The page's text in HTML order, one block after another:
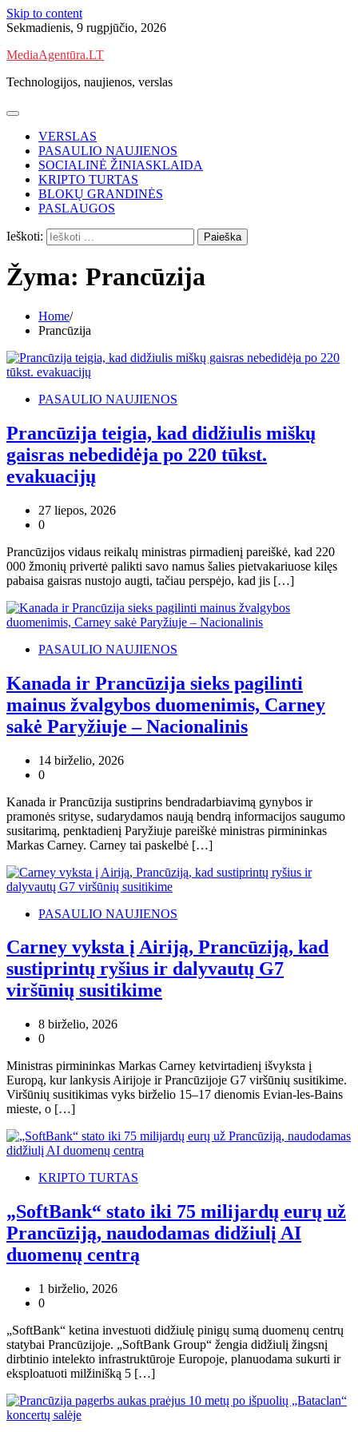
Skip to content
Sekmadienis, 9 rugpjūčio, 2026
MediaAgentūra.LT
Technologijos, naujienos, verslas
VERSLAS
PASAULIO NAUJIENOS
SOCIALINĖ ŽINIASKLAIDA
KRIPTO TURTAS
BLOKŲ GRANDINĖS
PASLAUGOS
Ieškoti:
Žyma: Prancūzija
Home
Prancūzija
PASAULIO NAUJIENOS
Prancūzija teigia, kad didžiulis miškų
gaisras nebedidėja po 220 tūkst.
evakuacijų
27 liepos, 2026
0
Prancūzijos vidaus reikalų ministras pirmadienį pareiškė, kad 220
000 žmonių privertė palikti savo namus šalies pietvakariuose kilęs
pabaisa gaisras nustojo augti, tačiau perspėjo, kad jis […]
PASAULIO NAUJIENOS
Kanada ir Prancūzija sieks pagilinti
mainus žvalgybos duomenimis, Carney
sakė Paryžiuje – Nacionalinis
14 birželio, 2026
0
Kanada ir Prancūzija sustiprins bendradarbiavimą gynybos ir
pramonės srityse, sudarydamos naują bendrą informacijos saugumo
susitarimą, penktadienį Paryžiuje pareiškė ministras pirmininkas
Markas Carney. Carney tai paskelbė […]
PASAULIO NAUJIENOS
Carney vyksta į Airiją, Prancūziją, kad
sustiprintų ryšius ir dalyvautų G7
viršūnių susitikime
8 birželio, 2026
0
Ministras pirmininkas Markas Carney ketvirtadienį išvyksta į
Europą, kur lankysis Airijoje ir Prancūzijoje G7 viršūnių susitikime.
Viršūnių susitikimas vyks birželio 15–17 dienomis Evian-les-Bains
mieste, o […]
KRIPTO TURTAS
„SoftBank“ stato iki 75 milijardų eurų už
Prancūziją, naudodamas didžiulį AI
duomenų centrą
1 birželio, 2026
0
„SoftBank“ ketina investuoti didžiulę pinigų sumą duomenų centrų
statybai Prancūzijoje. „SoftBank Group“ žengia didžiulį žingsnį
dirbtinio intelekto infrastruktūroje Europoje, planuodama sukurti ir
eksploatuoti milžinišką 5 […]